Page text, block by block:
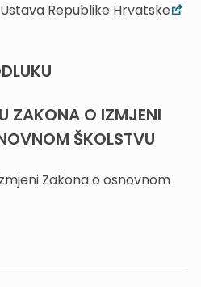
Ustava Republike Hrvatske
ZAKONA O IZMJENI
ŠKOLSTVU
Zakona o osnovnom